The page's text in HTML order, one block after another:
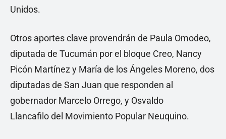
Unidos.
Otros aportes clave provendrán de Paula Omodeo,
diputada de Tucumán por el bloque Creo, Nancy
Picón Martínez y María de los Ángeles Moreno, dos
diputadas de San Juan que responden al
gobernador Marcelo Orrego, y Osvaldo
Llancafilo del Movimiento Popular Neuquino.